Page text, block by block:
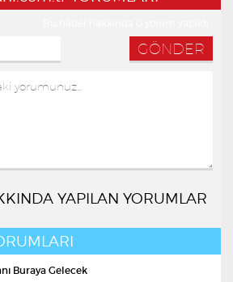
YAPILAN YORUMLAR
Buraya Gelecek